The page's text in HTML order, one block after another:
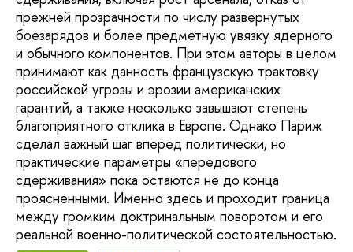
прежней прозрачности по числу развернутых
боезарядов и более предметную увязку ядерного
и обычного компонентов. При этом авторы в целом
принимают как данность французскую трактовку
российской угрозы и эрозии американских
гарантий, а также несколько завышают степень
благоприятного отклика в Европе. Однако Париж
сделал важный шаг вперед политически, но
практические параметры «передового
сдерживания» пока остаются не до конца
проясненными. Именно здесь и проходит граница
между громким доктринальным поворотом и его
реальной военно-политической состоятельностью.